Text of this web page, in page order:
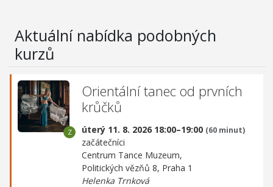
Aktuální nabídka podobných
kurzů
Orientální tanec od prvních
krůčků
úterý 11. 8. 2026 18:00–19:00 (60 minut)
začátečníci
Centrum Tance Muzeum,
Politických vězňů 8, Praha 1
Helenka Trnková